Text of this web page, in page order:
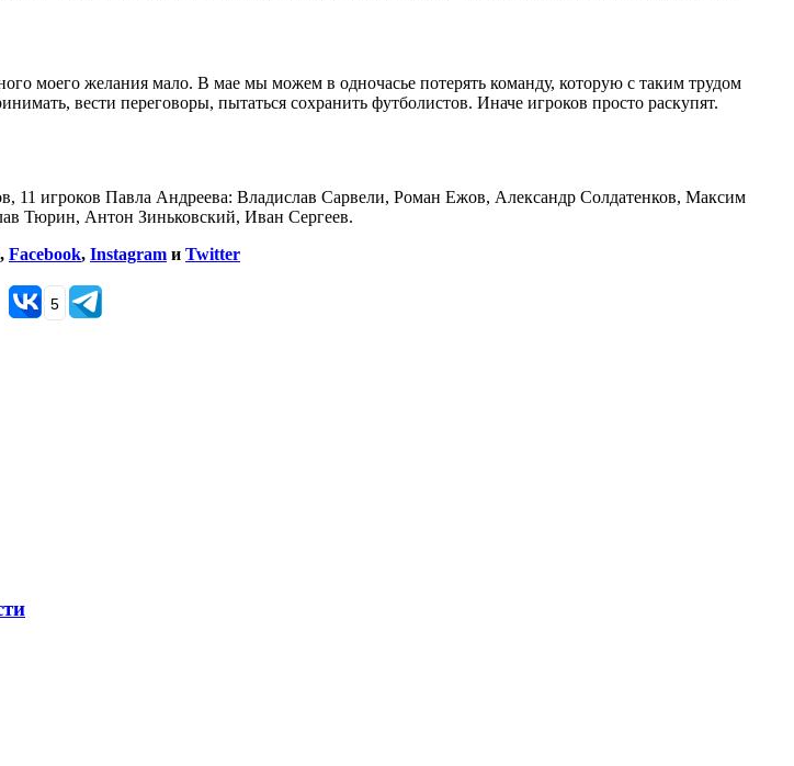
моего желания мало. В мае мы можем в одночасье потерять команду, которую с таким трудом
вести переговоры, пытаться сохранить футболистов. Иначе игроков просто раскупят.
11 игроков Павла Андреева: Владислав Сарвели, Роман Ежов, Александр Солдатенков, Максим
Тюрин, Антон Зиньковский, Иван Сергеев.
, Facebook, Instagram и Twitter
5